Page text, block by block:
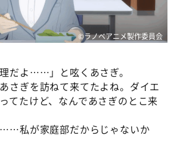
©ラノベアニメ製作委員会
だよ……」と呟くあさぎ。
さぎを訪ねて来てたよね。ダイエ
てたけど、なんであさぎのとこ来
私が家庭部だからじゃないか